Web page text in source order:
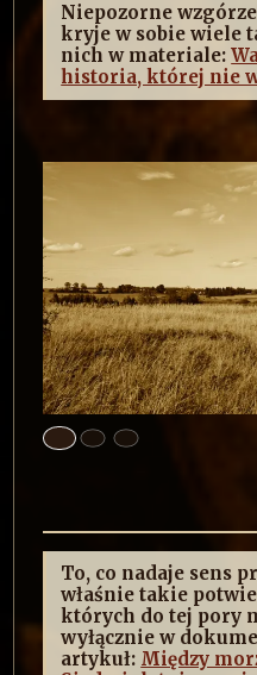
Niepozorne
kryje w sobie wiele
nich w materiale:
historia, której nie
To, co nadaje sens
właśnie takie
których do tej pory
wyłącznie w
artykuł: Między